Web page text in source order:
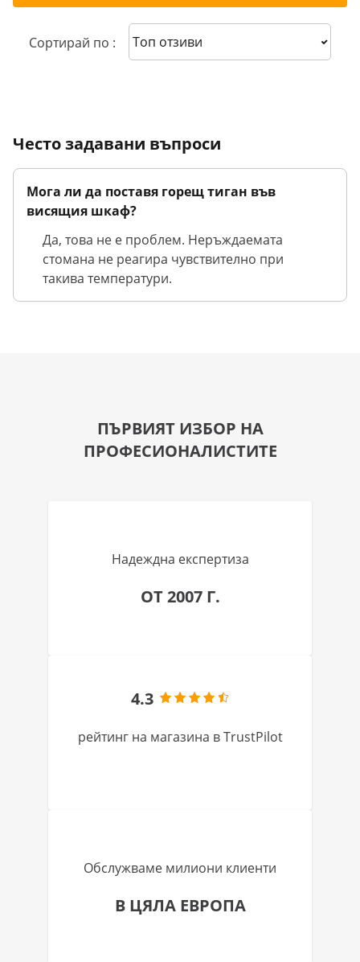
Сортирай по : Sort reviews
Често задавани въпроси
Мога ли да поставя горещ тиган във
висящия шкаф?
Да, това не е проблем. Неръждаемата
стомана не реагира чувствително при
такива температури.
ПЪРВИЯТ ИЗБОР НА
ПРОФЕСИОНАЛИСТИТЕ
Надеждна експертиза
ОТ 2007 Г.
4.3
рейтинг на магазина в TrustPilot
Обслужваме милиони клиенти
В ЦЯЛА ЕВРОПА